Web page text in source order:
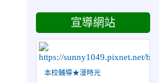
比賽-Show and Tell榮獲佳
2026-04-30 國稅局「114年
度綜合所得稅結算申報」宣
導內容
宣導網站
本校輔導★漫時光